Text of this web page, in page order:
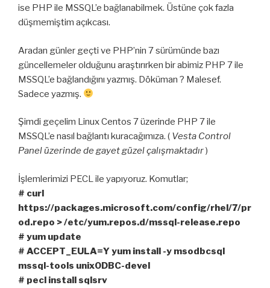
ise PHP ile MSSQL’e bağlanabilmek. Üstüne çok fazla
düşmemiştim açıkcası.
Aradan günler geçti ve PHP’nin 7 sürümünde bazı
güncellemeler olduğunu araştırırken bir abimiz PHP 7 ile
MSSQL’e bağlandığını yazmış. Döküman ? Malesef.
Sadece yazmış.
Şimdi geçelim Linux Centos 7 üzerinde PHP 7 ile
MSSQL’e nasıl bağlantı kuracağımıza. ( Vesta Control
Panel üzerinde de gayet güzel çalışmaktadır)
İşlemlerimizi PECL ile yapıyoruz. Komutlar;
# curl
https://packages.microsoft.com/config/rhel/7/pr
od.repo > /etc/yum.repos.d/mssql-release.repo
# yum update
# ACCEPT_EULA=Y yum install -y msodbcsql
mssql-tools unixODBC-devel
# pecl install sqlsrv